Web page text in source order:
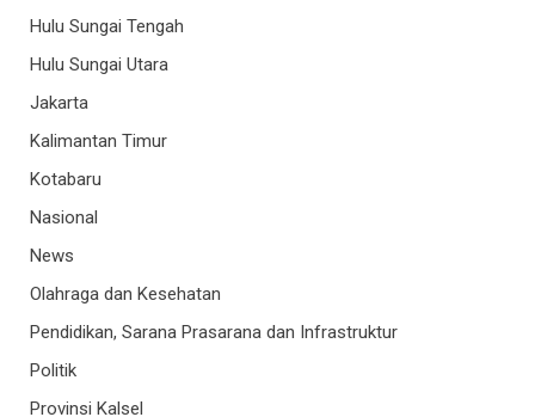
Hulu Sungai Tengah
Hulu Sungai Utara
Jakarta
Kalimantan Timur
Kotabaru
Nasional
News
Olahraga dan Kesehatan
Pendidikan, Sarana Prasarana dan Infrastruktur
Politik
Provinsi Kalsel